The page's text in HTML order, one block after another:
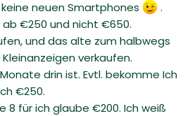
neuen Smartphones
.
ab €250 und nicht €650.
und das alte zum halbwegs
verkaufen.
drin ist. Evtl. bekomme Ich
€250.
8 für ich glaube €200. Ich weiß